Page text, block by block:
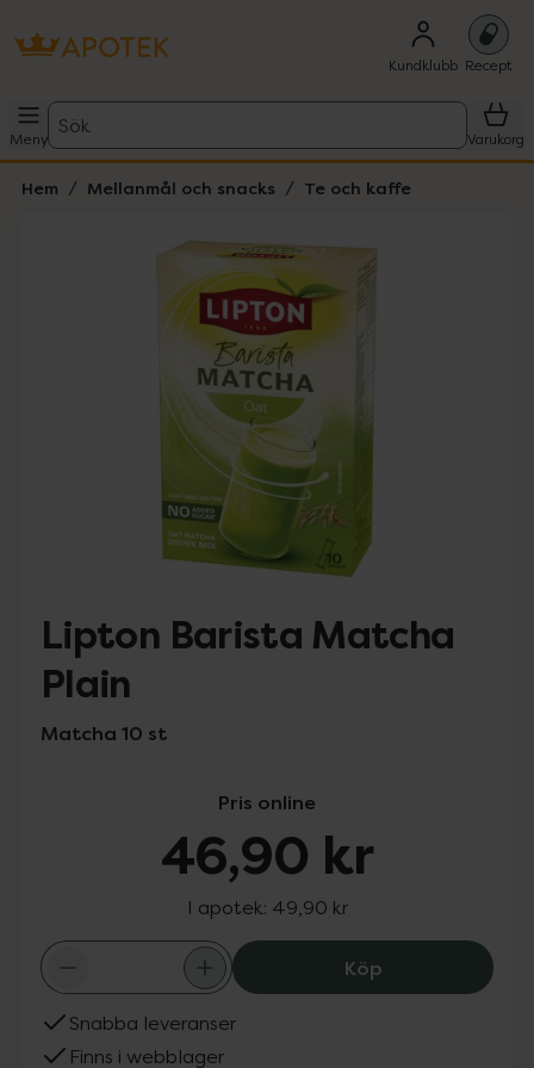
Kundklubb Recept
Meny
Sök
Varukorg
Hem Mellanmål och snacks Te och kaffe
Lista: . Innehåller 1 objekt.
Hoppa över Lista
Lipton Barista Matcha
Plain
Matcha 10 st
Pris online
46,90 kr
I apotek: 49,90 kr
KöpLipton Barista
Snabba leveranser
Finns i webblager